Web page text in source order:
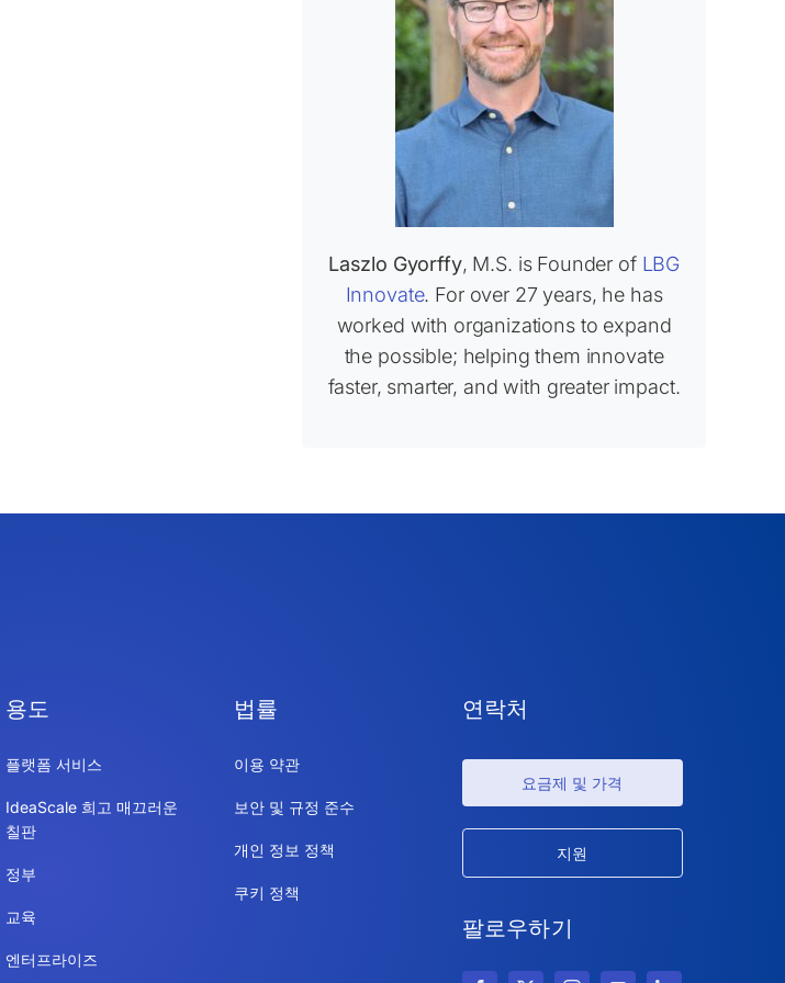
Laszlo Gyorffy, M.S. is Founder of LBG
Innovate. For over 27 years, he has
worked with organizations to expand
the possible; helping them innovate
faster, smarter, and with greater impact.
용도
플랫폼 서비스
IdeaScale 희고 매끄러운
칠판
정부
교육
엔터프라이즈
법률
이용 약관
보안 및 규정 준수
개인 정보 정책
쿠키 정책
연락처
요금제 및 가격
지원
팔로우하기